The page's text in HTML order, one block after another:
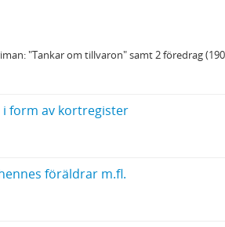
"Tankar om tillvaron" samt 2 föredrag
form av kortregister
föräldrar m.fl.